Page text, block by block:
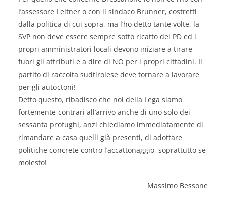
l’assessore Leitner o con il sindaco Brunner, costretti
dalla politica di cui sopra, ma l’ho detto tante volte, la
SVP non deve essere sempre sotto ricatto del PD ed i
propri amministratori locali devono iniziare a tirare
fuori gli attributi e a dire di NO per i propri cittadini. Il
partito di raccolta sudtirolese deve tornare a lavorare
per gli autoctoni!
Detto questo, ribadisco che noi della Lega siamo
fortemente contrari all’arrivo anche di uno solo dei
sessanta profughi, anzi chiediamo immediatamente di
rimandare a casa quelli già presenti, di adottare
politiche concrete contro l’accattonaggio, soprattutto se
molesto!
Massimo Bessone